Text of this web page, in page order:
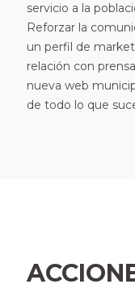
servicio a la
Reforzar la
un perfil de
relación con
nueva web
de todo lo que